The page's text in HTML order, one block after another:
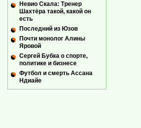
Невио Скала: Тренер
Шахтёра такой, какой он
есть
Последний из Юзов
Почти монолог Алины
Яровой
Сергей Бубка о спорте,
политике и бизнесе
Футбол и смерть Ассана
Ндиайе